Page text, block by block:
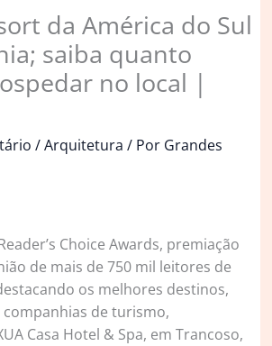
da América do Sul
saiba quanto
no local |
/Arquitetura / Por Grandes
Choice Awards, premiação
de mais de 750 mil leitores de
os melhores destinos,
de turismo,
Casa Hotel & Spa, em Trancoso,